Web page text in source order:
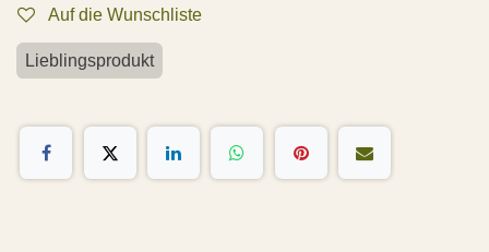
Auf die Wunschliste
Lieblingsprodukt